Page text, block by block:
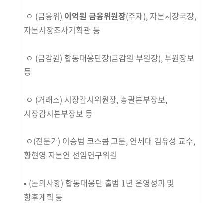
ㅇ (금융위) 이억원 금융위원장(주재), 자본시장국장,
자본시장조사기획관 등
ㅇ (금감원) 합동대응단장(금감원 부원장), 부원장보
등
ㅇ (거래소) 시장감시위원장, 총괄본부장보,
시장감시본부장보 등
ㅇ(전문가) 이승범 코스콤 고문, 연세대 김유성 교수,
황현영 자본연 선임연구위원
▪ (논의사항) 합동대응단 출범 1년 운영성과 및
항후계획 등